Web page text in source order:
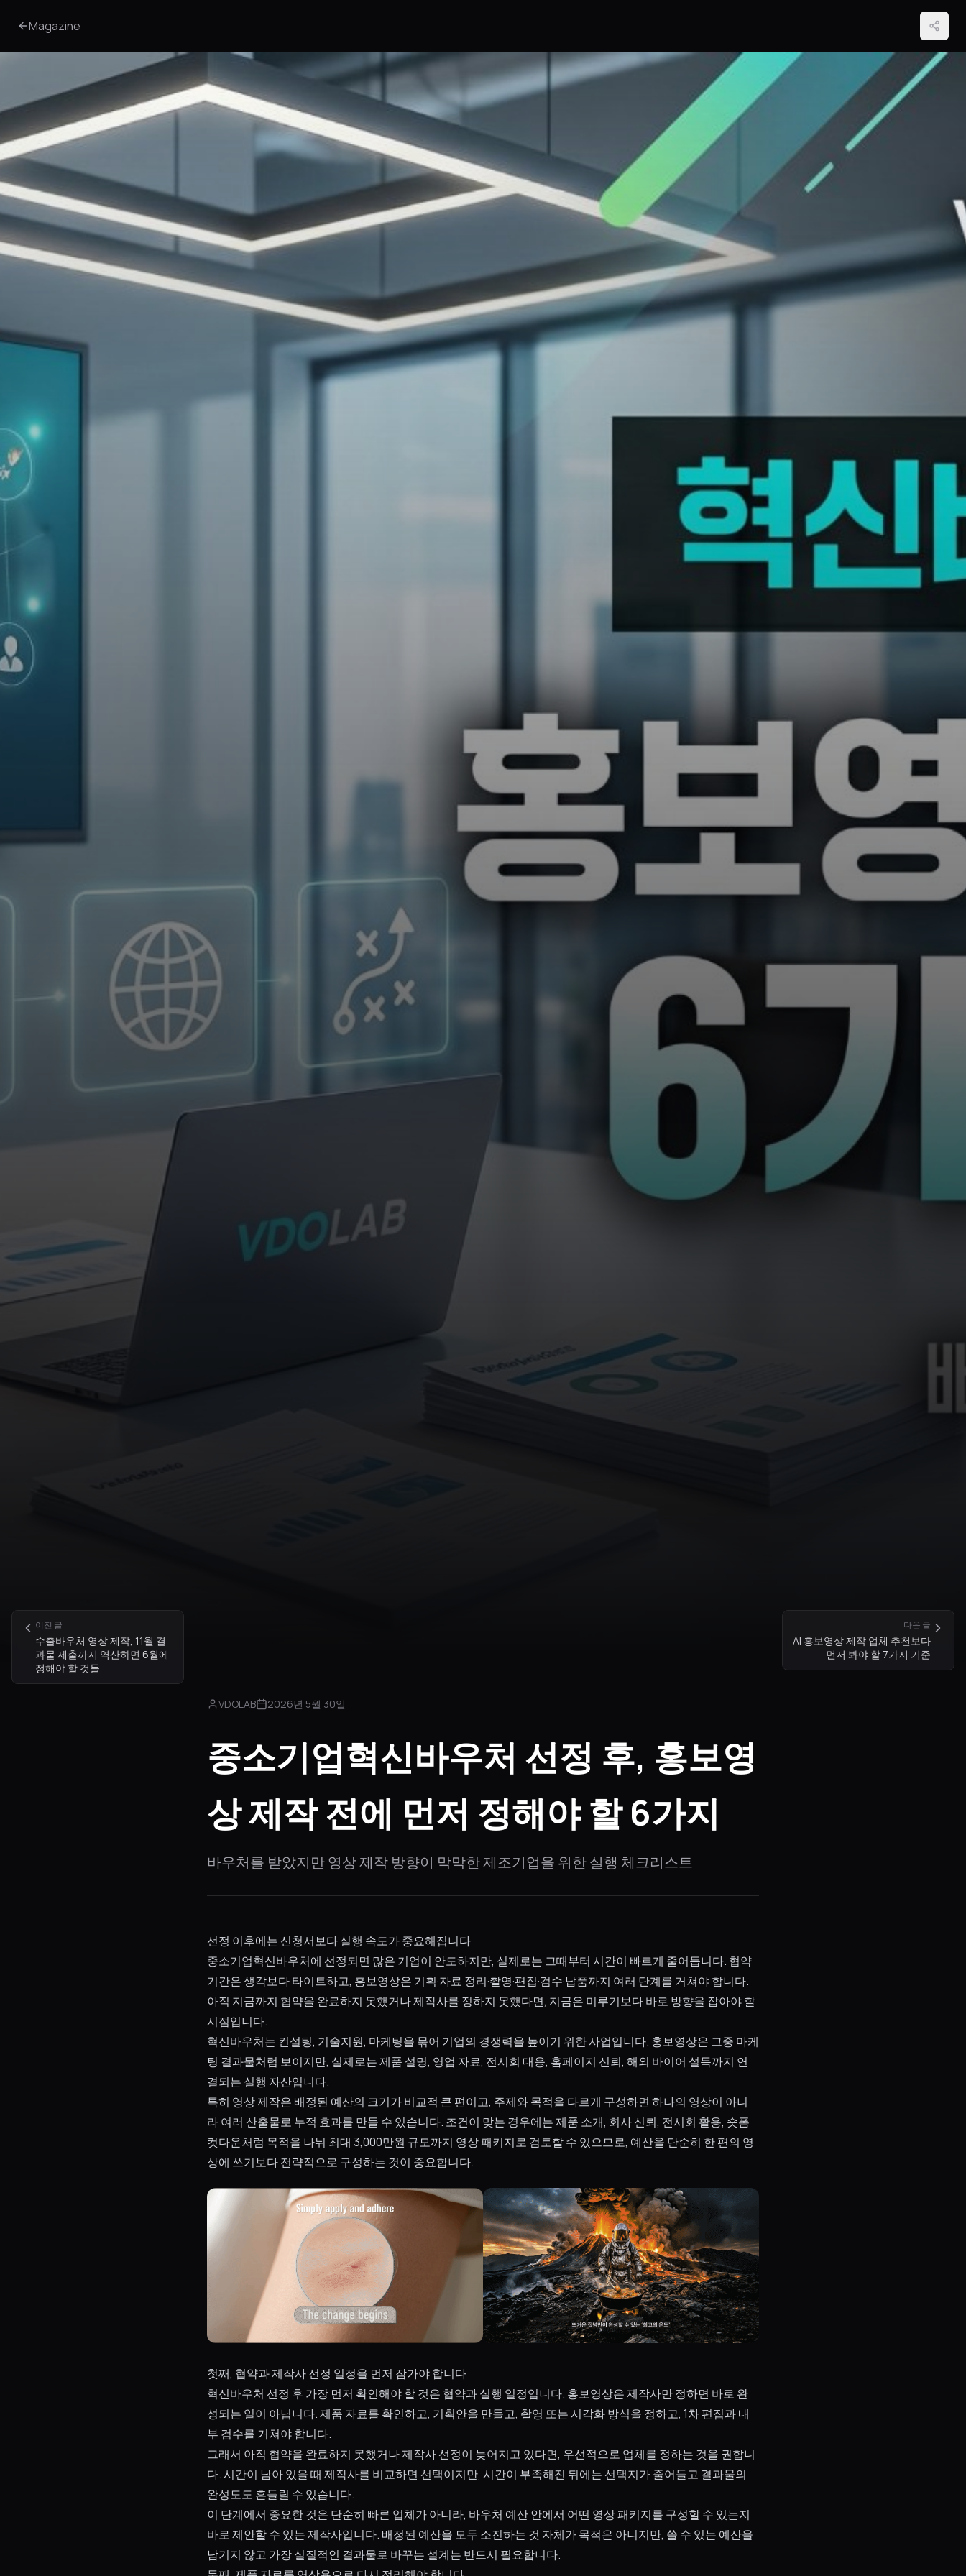
Magazine
VDOLAB 2026년 5월 30일
중소기업혁신바우처 선정 후, 홍보영
상 제작 전에 먼저 정해야 할 6가지
바우처를 받았지만 영상 제작 방향이 막막한 제조기업을 위한 실행 체크리스트
선정 이후에는 신청서보다 실행 속도가 중요해집니다
중소기업혁신바우처에 선정되면 많은 기업이 안도하지만, 실제로는 그때부터 시간이 빠르게 줄어듭니다. 협약
기간은 생각보다 타이트하고, 홍보영상은 기획·자료 정리·촬영·편집·검수·납품까지 여러 단계를 거쳐야 합니다.
아직 지금까지 협약을 완료하지 못했거나 제작사를 정하지 못했다면, 지금은 미루기보다 바로 방향을 잡아야 할
시점입니다.
혁신바우처는 컨설팅, 기술지원, 마케팅을 묶어 기업의 경쟁력을 높이기 위한 사업입니다. 홍보영상은 그중 마케
팅 결과물처럼 보이지만, 실제로는 제품 설명, 영업 자료, 전시회 대응, 홈페이지 신뢰, 해외 바이어 설득까지 연
결되는 실행 자산입니다.
특히 영상 제작은 배정된 예산의 크기가 비교적 큰 편이고, 주제와 목적을 다르게 구성하면 하나의 영상이 아니
라 여러 산출물로 누적 효과를 만들 수 있습니다. 조건이 맞는 경우에는 제품 소개, 회사 신뢰, 전시회 활용, 숏폼
컷다운처럼 목적을 나눠 최대 3,000만원 규모까지 영상 패키지로 검토할 수 있으므로, 예산을 단순히 한 편의 영
상에 쓰기보다 전략적으로 구성하는 것이 중요합니다.
첫째, 협약과 제작사 선정 일정을 먼저 잠가야 합니다
혁신바우처 선정 후 가장 먼저 확인해야 할 것은 협약과 실행 일정입니다. 홍보영상은 제작사만 정하면 바로 완
성되는 일이 아닙니다. 제품 자료를 확인하고, 기획안을 만들고, 촬영 또는 시각화 방식을 정하고, 1차 편집과 내
부 검수를 거쳐야 합니다.
그래서 아직 협약을 완료하지 못했거나 제작사 선정이 늦어지고 있다면, 우선적으로 업체를 정하는 것을 권합니
다. 시간이 남아 있을 때 제작사를 비교하면 선택이지만, 시간이 부족해진 뒤에는 선택지가 줄어들고 결과물의
완성도도 흔들릴 수 있습니다.
이 단계에서 중요한 것은 단순히 빠른 업체가 아니라, 바우처 예산 안에서 어떤 영상 패키지를 구성할 수 있는지
바로 제안할 수 있는 제작사입니다. 배정된 예산을 모두 소진하는 것 자체가 목적은 아니지만, 쓸 수 있는 예산을
남기지 않고 가장 실질적인 결과물로 바꾸는 설계는 반드시 필요합니다.
이전 글
수출바우처 영상 제작, 11월 결
과물 제출까지 역산하면 6월에
정해야 할 것들
다음 글
AI 홍보영상 제작 업체 추천보다
먼저 봐야 할 7가지 기준